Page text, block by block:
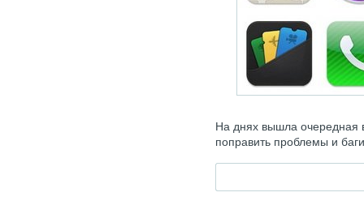
На днях вышла очередная
поправить проблемы и